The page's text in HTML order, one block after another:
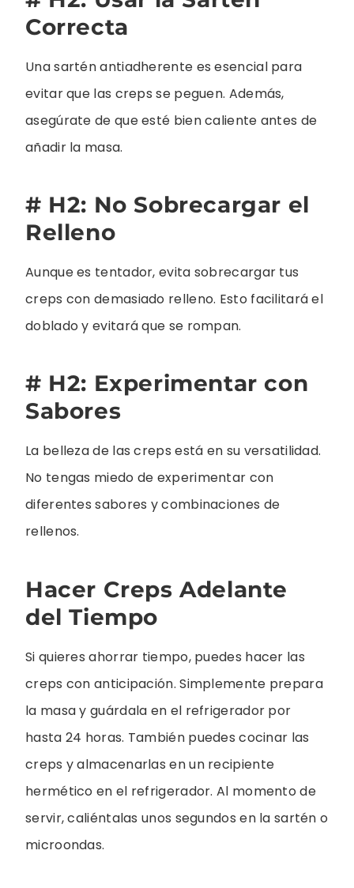
Correcta
Una sartén antiadherente es esencial para
evitar que las creps se peguen. Además,
asegúrate de que esté bien caliente antes de
añadir la masa.
# H2: No Sobrecargar el
Relleno
Aunque es tentador, evita sobrecargar tus
creps con demasiado relleno. Esto facilitará el
doblado y evitará que se rompan.
# H2: Experimentar con
Sabores
La belleza de las creps está en su versatilidad.
No tengas miedo de experimentar con
diferentes sabores y combinaciones de
rellenos.
Hacer Creps Adelante
del Tiempo
Si quieres ahorrar tiempo, puedes hacer las
creps con anticipación. Simplemente prepara
la masa y guárdala en el refrigerador por
hasta 24 horas. También puedes cocinar las
creps y almacenarlas en un recipiente
hermético en el refrigerador. Al momento de
servir, caliéntalas unos segundos en la sartén o
microondas.